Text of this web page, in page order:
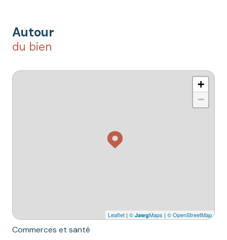
Autour
du bien
+
−
Leaflet | © JawgMaps | © OpenStreetMap
Commerces et santé